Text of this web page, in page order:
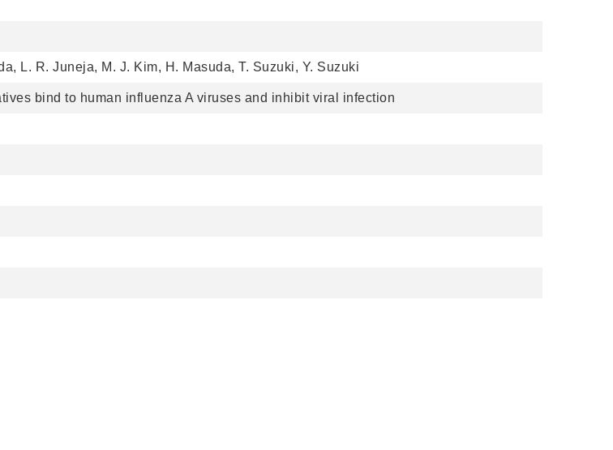
L. R. Juneja, M. J. Kim, H. Masuda, T. Suzuki, Y. Suzuki
bind to human influenza A viruses and inhibit viral infection